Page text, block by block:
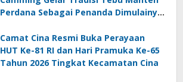
Perdana Sebagai Penanda Dimulainya
Camat Cina Resmi Buka Perayaan
HUT Ke-81 RI dan Hari Pramuka Ke-65
Tahun 2026 Tingkat Kecamatan Cina